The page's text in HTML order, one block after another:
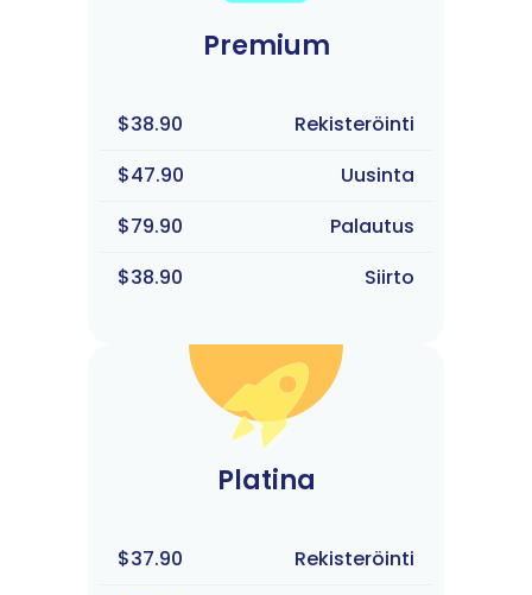
Premium
$38.90
Rekisteröinti
$47.90
Uusinta
$79.90
Palautus
$38.90
Siirto
Platina
$37.90
Rekisteröinti